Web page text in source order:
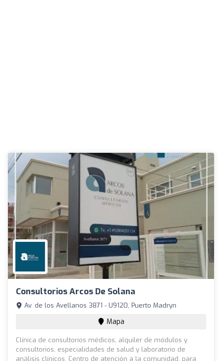
Consultorios Arcos De Solana
Av. de los Avellanos 3871 - U9120, Puerto Madryn
Mapa
Clínica de consultorios médicos, alquiler de módulos y
consultorios, especialidades de salud y laboratorio de
análisis clínicos. Centro de atención a la comunidad, para